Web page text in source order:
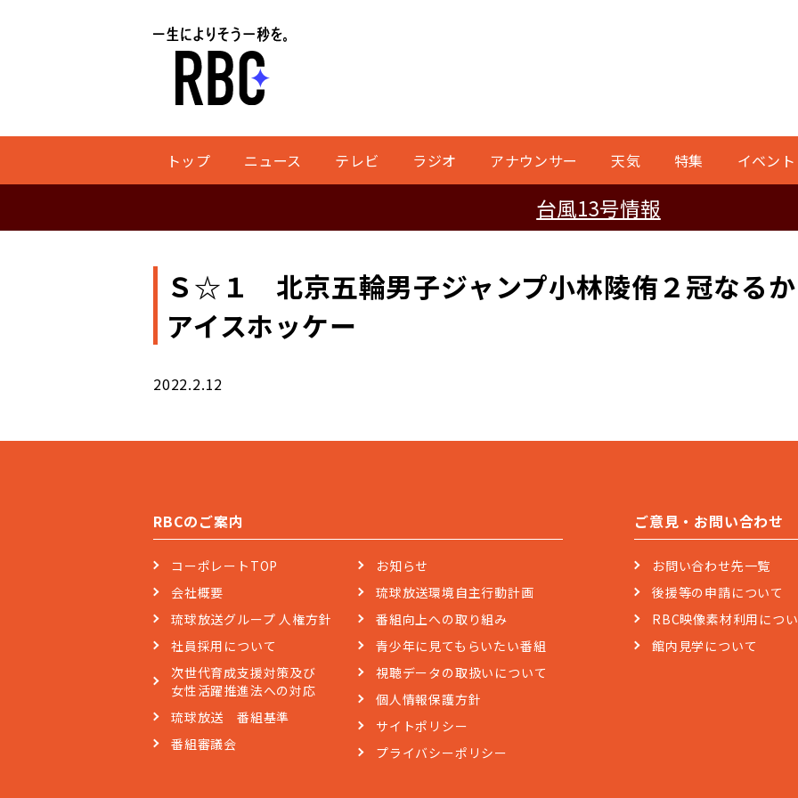
トップ ニュース テレビ ラジオ アナウンサー 天気 特集 イベント
台風13号情報
Ｓ☆１ 北京五輪男子ジャンプ小林陵侑２冠なる
アイスホッケー
2022.2.12
RBCのご案内
コーポレートTOP
会社概要
琉球放送グループ 人権方針
社員採用について
次世代育成支援対策及び
女性活躍推進法への対応
琉球放送 番組基準
番組審議会
お知らせ
琉球放送環境自主行動計画
番組向上への取り組み
青少年に見てもらいたい番組
視聴データの取扱いについて
個人情報保護方針
サイトポリシー
プライバシーポリシー
ご意見・お問い合わせ
お問い合わせ先一覧
後援等の申請について
RBC映像素材利用につ
館内見学について